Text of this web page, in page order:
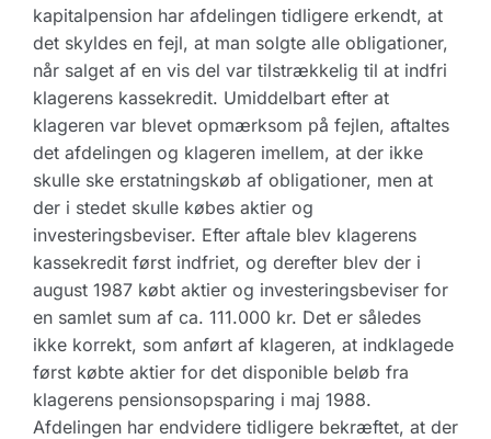
kapitalpension har afdelingen tidligere erkendt, at
det skyldes en fejl, at man solgte alle obligationer,
når salget af en vis del var tilstrækkelig til at indfri
klagerens kassekredit. Umiddelbart efter at
klageren var blevet opmærksom på fejlen, aftaltes
det afdelingen og klageren imellem, at der ikke
skulle ske erstatningskøb af obligationer, men at
der i stedet skulle købes aktier og
investeringsbeviser. Efter aftale blev klagerens
kassekredit først indfriet, og derefter blev der i
august 1987 købt aktier og investeringsbeviser for
en samlet sum af ca. 111.000 kr. Det er således
ikke korrekt, som anført af klageren, at indklagede
først købte aktier for det disponible beløb fra
klagerens pensionsopsparing i maj 1988.
Afdelingen har endvidere tidligere bekræftet, at der